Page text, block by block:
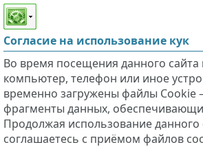
Этот сайт поддерживает
слабовидящих
Согласие на использование кук
Во время посещения данного
компьютер, телефон или иное
временно загружены файлы
фрагменты данных,
Продолжая использование данного
соглашаетесь с приёмом файлов